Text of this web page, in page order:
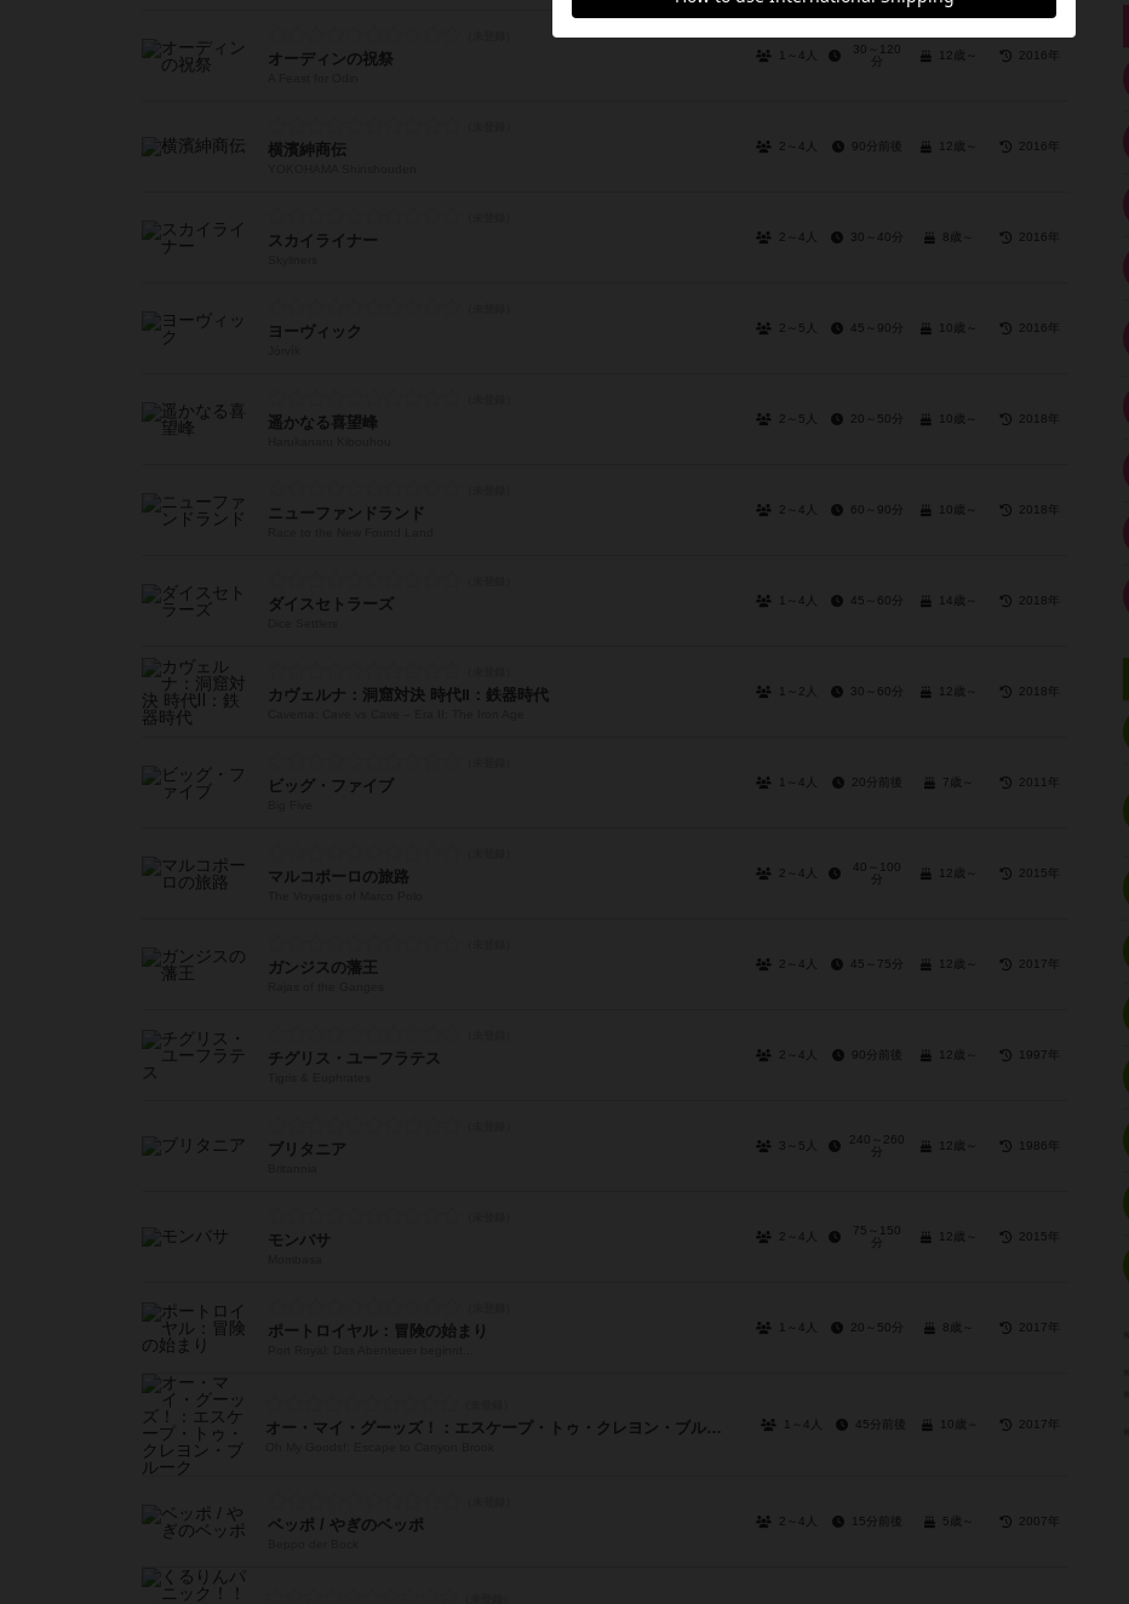
オーディンの祝祭 1～4人
30～120
分
12歳～ 2016年
横濱紳商伝 2～4人 90分前後 12歳～ 2016年
スカイライナー 2～4人 30～40分 8歳～ 2016年
ヨーヴィック 2～5人 45～90分 10歳～ 2016年
遥かなる喜望峰 2～5人 20～50分 10歳～ 2018年
ニューファンドランド 2～4人 60～90分 10歳～ 2018年
ダイスセトラーズ 1～4人 45～60分 14歳～ 2018年
カヴェルナ：洞窟対決 時代Ⅱ：鉄器時代 1～2人 30～60分 12歳～ 2018年
ビッグ・ファイブ 1～4人 20分前後 7歳～ 2011年
マルコポーロの旅路 2～4人
40～100
分
12歳～ 2015年
ガンジスの藩王 2～4人 45～75分 12歳～ 2017年
チグリス・ユーフラテス 2～4人 90分前後 12歳～ 1997年
ブリタニア 3～5人
240～260
分
12歳～ 1986年
モンバサ 2～4人
75～150
分
12歳～ 2015年
ポートロイヤル：冒険の始まり 1～4人 20～50分 8歳～ 2017年
オー・マイ・グーッズ！：エスケープ・トゥ・クレヨン・ブルーク 1～4人 45分前後 10歳～ 2017年
ベッポ / やぎのベッポ 2～4人 15分前後 5歳～ 2007年